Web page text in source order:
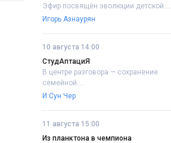
Эфир посвящён эволюции детской....
Игорь Азнаурян
10 августа 14:00
СтудАптациЯ
В центре разговора — сохранение
семейной....
И Сун Чер
11 августа 15:00
Из планктона в чемпиона